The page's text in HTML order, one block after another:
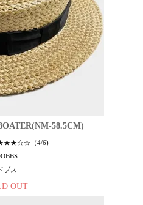
58.5CM)
（4/6)
ドブス
OUT